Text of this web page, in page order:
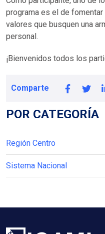
programa es el de
valores que busquen una
personal.
¡Bienvenidos todos los
Comparte
POR CATEGORÍA
Región Centro
Sistema Nacional